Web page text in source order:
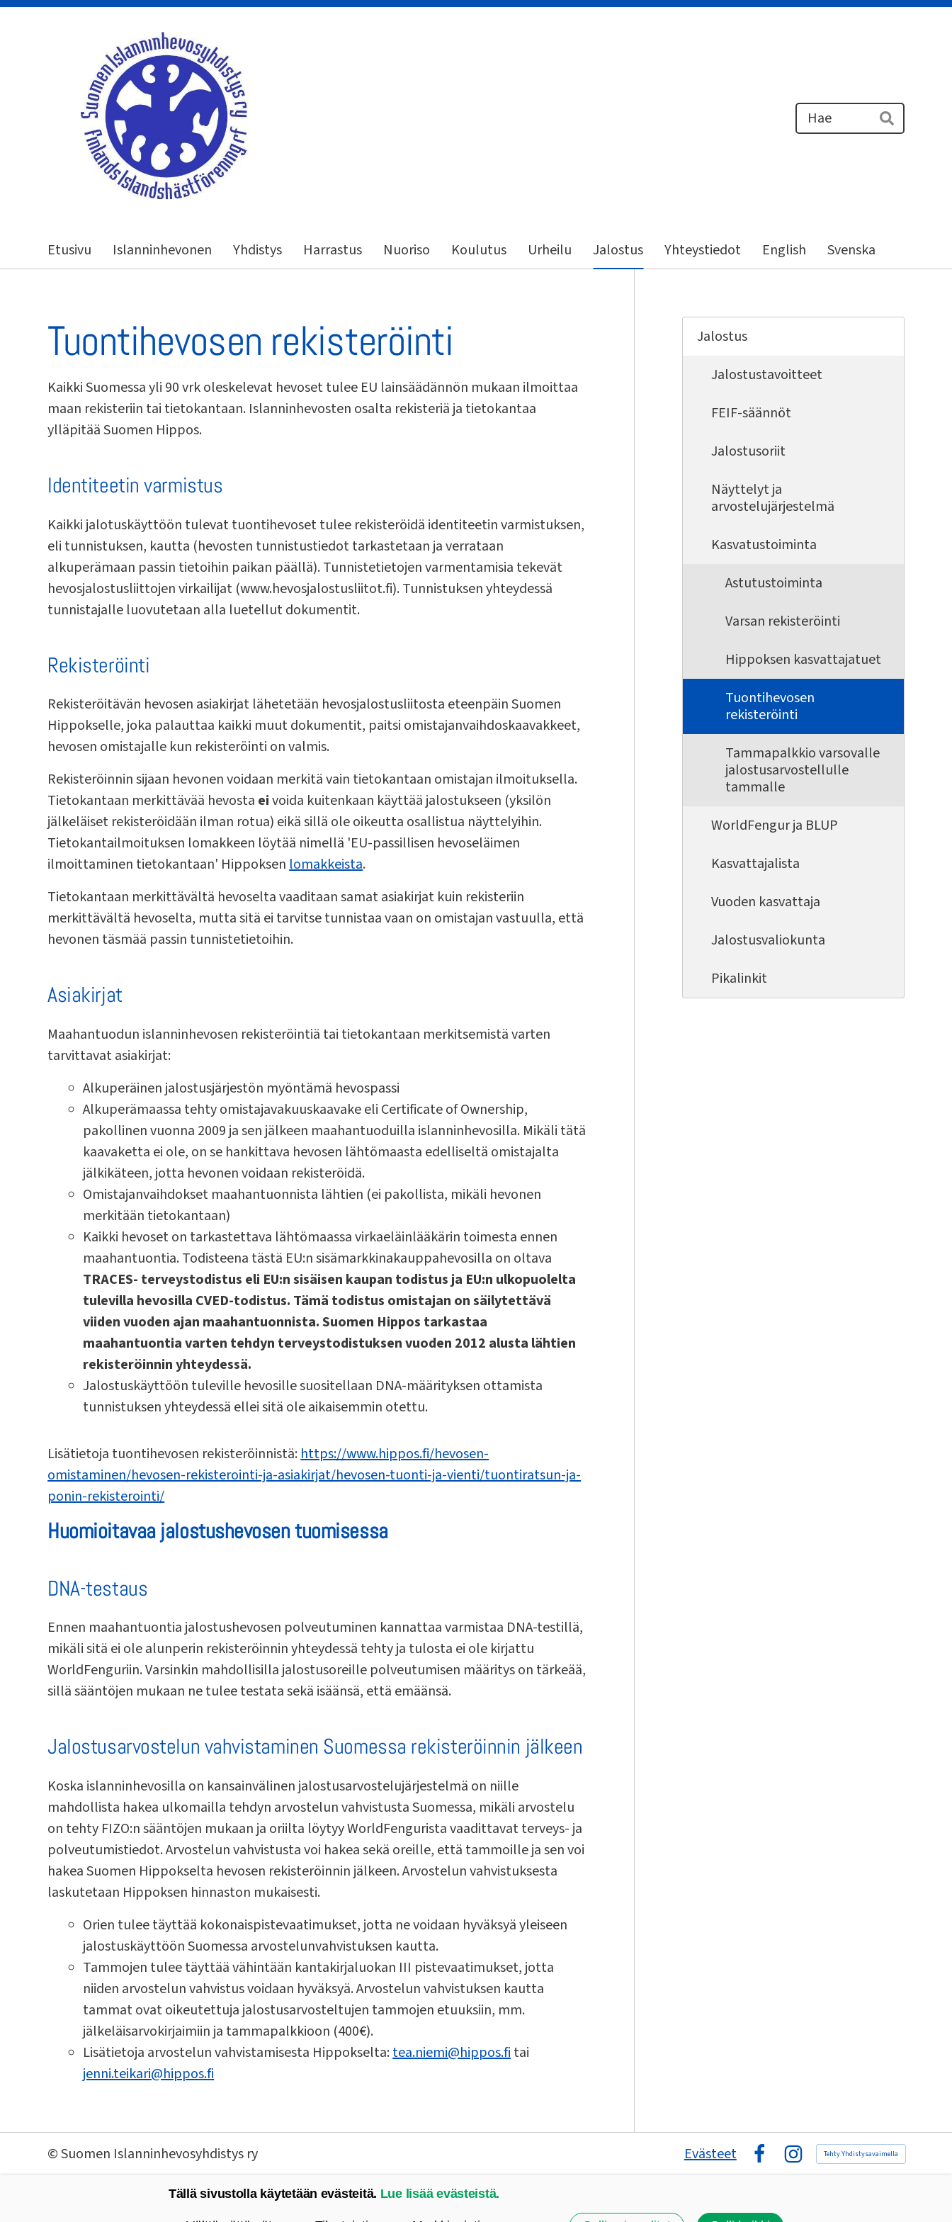
Suomen Islanninhevosyhdistys ry Hae
Etusivu Islanninhevonen Yhdistys Harrastus Nuoriso Koulutus Urheilu Jalostus Yhteystiedot English Svenska
Tuontihevosen rekisteröinti
Kaikki Suomessa yli 90 vrk oleskelevat hevoset tulee EU lainsäädännön mukaan ilmoittaa
maan rekisteriin tai tietokantaan. Islanninhevosten osalta rekisteriä ja tietokantaa
ylläpitää Suomen Hippos.
Identiteetin varmistus
Kaikki jalotuskäyttöön tulevat tuontihevoset tulee rekisteröidä identiteetin varmistuksen,
eli tunnistuksen, kautta (hevosten tunnistustiedot tarkastetaan ja verrataan
alkuperämaan passin tietoihin paikan päällä). Tunnistetietojen varmentamisia tekevät
hevosjalostusliittojen virkailijat (www.hevosjalostusliitot.fi). Tunnistuksen yhteydessä
tunnistajalle luovutetaan alla luetellut dokumentit.
Rekisteröinti
Rekisteröitävän hevosen asiakirjat lähetetään hevosjalostusliitosta eteenpäin Suomen
Hippokselle, joka palauttaa kaikki muut dokumentit, paitsi omistajanvaihdoskaavakkeet,
hevosen omistajalle kun rekisteröinti on valmis.
Rekisteröinnin sijaan hevonen voidaan merkitä vain tietokantaan omistajan ilmoituksella.
Tietokantaan merkittävää hevosta eivoida kuitenkaan käyttää jalostukseen (yksilön
jälkeläiset rekisteröidään ilman rotua) eikä sillä ole oikeutta osallistua näyttelyihin.
Tietokantailmoituksen lomakkeen löytää nimellä 'EU-passillisen hevoseläimen
ilmoittaminen tietokantaan' Hippoksenlomakkeista.
Tietokantaan merkittävältä hevoselta vaaditaan samat asiakirjat kuin rekisteriin
merkittävältä hevoselta, mutta sitä ei tarvitse tunnistaa vaan on omistajan vastuulla, että
hevonen täsmää passin tunnistetietoihin.
Asiakirjat
Maahantuodun islanninhevosen rekisteröintiä tai tietokantaan merkitsemistä varten
tarvittavat asiakirjat:
Alkuperäinen jalostusjärjestön myöntämä hevospassi
Alkuperämaassa tehty omistajavakuuskaavake eli Certificate of Ownership,
pakollinen vuonna 2009 ja sen jälkeen maahantuoduilla islanninhevosilla. Mikäli tätä
kaavaketta ei ole, on se hankittava hevosen lähtömaasta edelliseltä omistajalta
jälkikäteen, jotta hevonen voidaan rekisteröidä.
Omistajanvaihdokset maahantuonnista lähtien (ei pakollista, mikäli hevonen
merkitään tietokantaan)
Kaikki hevoset on tarkastettava lähtömaassa virkaeläinlääkärin toimesta ennen
maahantuontia. Todisteena tästä EU:n sisämarkkinakauppahevosilla on oltava
TRACES- terveystodistus eli EU:n sisäisen kaupan todistus ja EU:n ulkopuolelta
tulevilla hevosilla CVED-todistus. Tämä todistus omistajan on säilytettävä
viiden vuoden ajan maahantuonnista. Suomen Hippos tarkastaa
maahantuontia varten tehdyn terveystodistuksen vuoden 2012 alusta lähtien
rekisteröinnin yhteydessä.
Jalostuskäyttöön tuleville hevosille suositellaan DNA-määrityksen ottamista
tunnistuksen yhteydessä ellei sitä ole aikaisemmin otettu.
Lisätietoja tuontihevosen rekisteröinnistä: https://www.hippos.fi/hevosen-
omistaminen/hevosen-rekisterointi-ja-asiakirjat/hevosen-tuonti-ja-vienti/tuontiratsun-ja-
ponin-rekisterointi/
Huomioitavaa jalostushevosen tuomisessa
DNA-testaus
Ennen maahantuontia jalostushevosen polveutuminen kannattaa varmistaa DNA-testillä,
mikäli sitä ei ole alunperin rekisteröinnin yhteydessä tehty ja tulosta ei ole kirjattu
WorldFenguriin. Varsinkin mahdollisilla jalostusoreille polveutumisen määritys on tärkeää,
sillä sääntöjen mukaan ne tulee testata sekä isäänsä, että emäänsä.
Jalostusarvostelun vahvistaminen Suomessa rekisteröinnin jälkeen
Koska islanninhevosilla on kansainvälinen jalostusarvostelujärjestelmä on niille
mahdollista hakea ulkomailla tehdyn arvostelun vahvistusta Suomessa, mikäli arvostelu
on tehty FIZO:n sääntöjen mukaan ja oriilta löytyy WorldFengurista vaadittavat terveys- ja
polveutumistiedot. Arvostelun vahvistusta voi hakea sekä oreille, että tammoille ja sen voi
hakea Suomen Hippokselta hevosen rekisteröinnin jälkeen. Arvostelun vahvistuksesta
laskutetaan Hippoksen hinnaston mukaisesti.
Orien tulee täyttää kokonaispistevaatimukset, jotta ne voidaan hyväksyä yleiseen
jalostuskäyttöön Suomessa arvostelunvahvistuksen kautta.
Tammojen tulee täyttää vähintään kantakirjaluokan III pistevaatimukset, jotta
niiden arvostelun vahvistus voidaan hyväksyä. Arvostelun vahvistuksen kautta
tammat ovat oikeutettuja jalostusarvosteltujen tammojen etuuksiin, mm.
jälkeläisarvokirjaimiin ja tammapalkkioon (400€).
Lisätietoja arvostelun vahvistamisesta Hippokselta: tea.niemi@hippos.fi tai
jenni.teikari@hippos.fi
Jalostus
Jalostustavoitteet
FEIF-säännöt
Jalostusoriit
Näyttelyt ja
arvostelujärjestelmä
Kasvatustoiminta
Astutustoiminta
Varsan rekisteröinti
Hippoksen kasvattajatuet
Tuontihevosen
rekisteröinti
Tammapalkkio varsovalle
jalostusarvostellulle
tammalle
WorldFengur ja BLUP
Kasvattajalista
Vuoden kasvattaja
Jalostusvaliokunta
Pikalinkit
©Suomen Islanninhevosyhdistys ry
Evästeet
Tehty Yhdistysavaimella
Tällä sivustolla käytetään evästeitä. Lue lisää evästeistä.